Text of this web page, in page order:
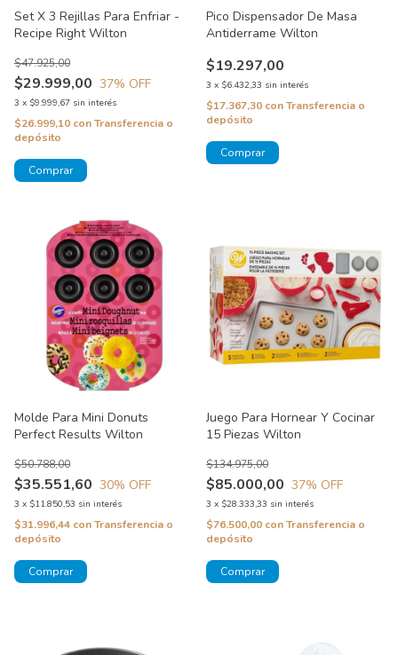
Set X 3 Rejillas Para Enfriar -
Recipe Right Wilton
$29.999,00
$47.925,00
37% OFF
3 x $9.999,67 sin interés
$26.999,10 conTransferencia o
depósito
Pico Dispensador De Masa
Antiderrame Wilton
$19.297,00
3 x $6.432,33 sin interés
$17.367,30 conTransferencia o
depósito
Molde Para Mini Donuts
Perfect Results Wilton
$35.551,60
$50.788,00
30% OFF
3 x $11.850,53 sin interés
$31.996,44 conTransferencia o
depósito
Juego Para Hornear Y Cocinar
15 Piezas Wilton
$85.000,00
$134.975,00
37% OFF
3 x $28.333,33 sin interés
$76.500,00 conTransferencia o
depósito